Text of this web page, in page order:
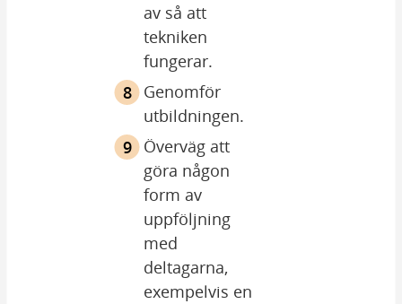
av så att
tekniken
fungerar.
Genomför
utbildningen.
Överväg att
göra någon
form av
uppföljning
med
deltagarna,
exempelvis en